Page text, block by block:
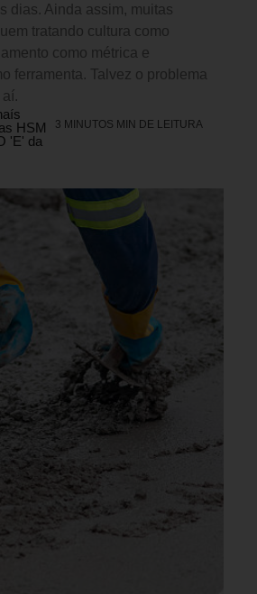
dias. Ainda assim, muitas
tratando cultura como
como métrica e
ferramenta. Talvez o problema
HSM
'E' da
3 MINUTOS MIN DE LEITURA